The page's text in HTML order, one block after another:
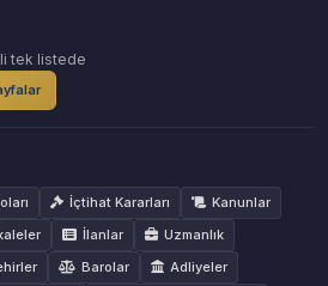
tek listede
İçtihat Kararları
Kanunlar
İlanlar
Uzmanlık
Barolar
Adliyeler